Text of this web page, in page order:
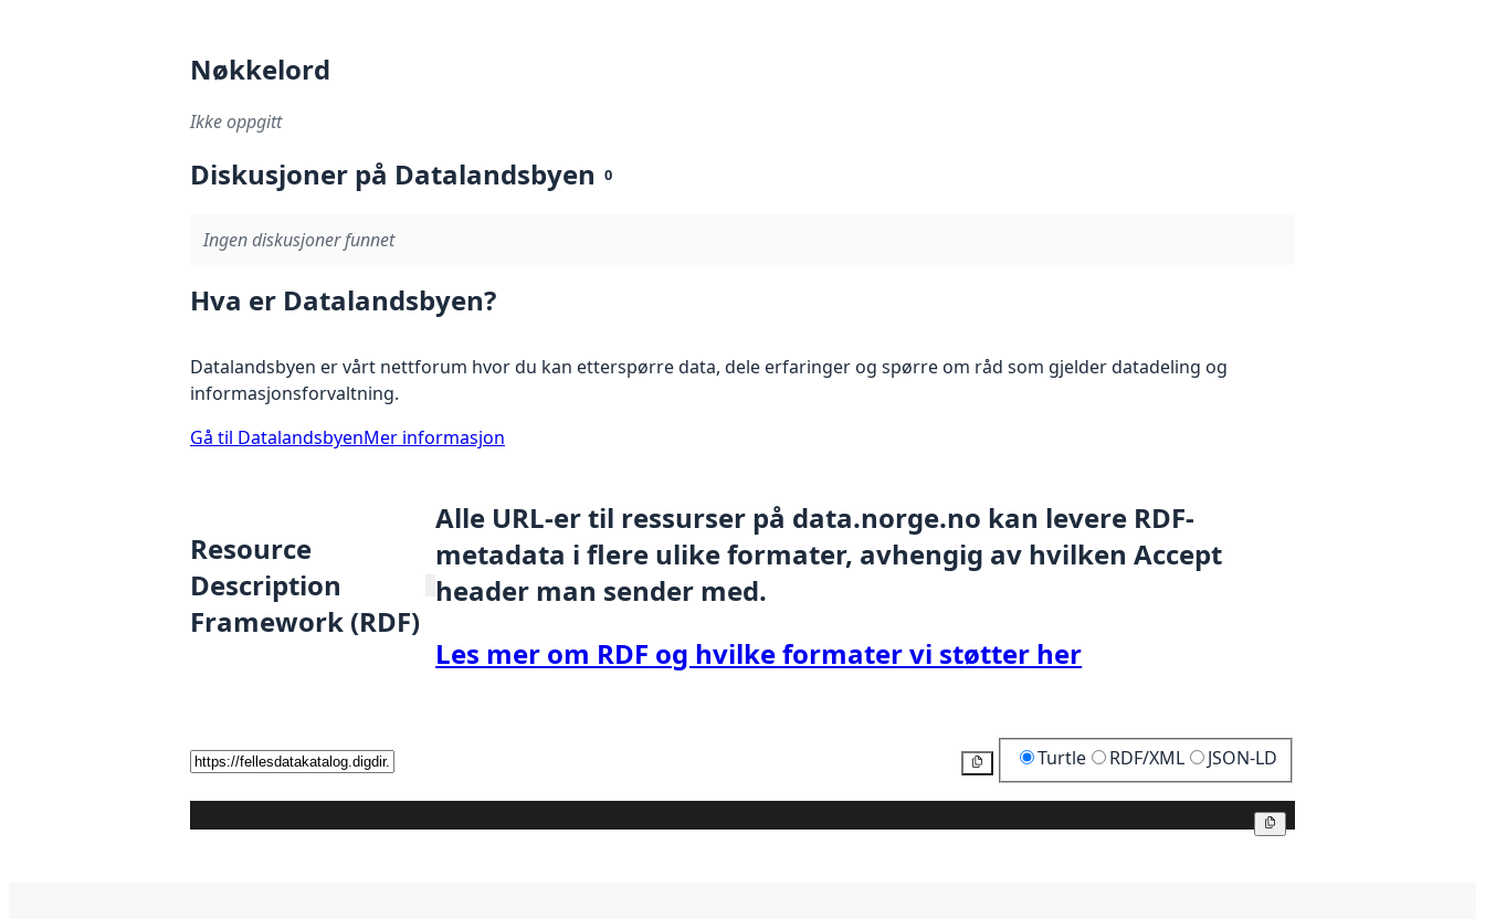
Nøkkelord
Ikke oppgitt
Diskusjoner på Datalandsbyen 0
Ingen diskusjoner funnet
Hva er Datalandsbyen?
Datalandsbyen er vårt nettforum hvor du kan etterspørre data, dele erfaringer og spørre om råd som gjelder datadeling og
informasjonsforvaltning.
Gå til DatalandsbyenMer informasjon
Resource
Description
Framework (RDF)
Alle URL-er til ressurser på data.norge.no kan levere RDF-
metadata i flere ulike formater, avhengig av hvilken Accept
header man sender med.
Les mer om RDF og hvilke formater vi støtter her
Kopier Turtle RDF/XML JSON-LD